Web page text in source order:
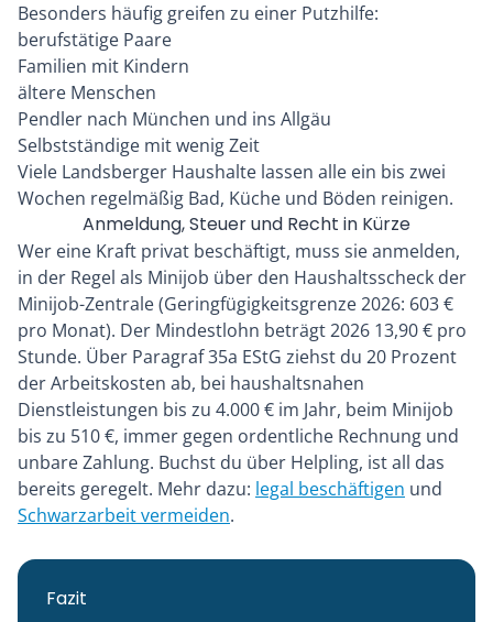
Besonders häufig greifen zu einer Putzhilfe:
berufstätige Paare
Familien mit Kindern
ältere Menschen
Pendler nach München und ins Allgäu
Selbstständige mit wenig Zeit
Viele Landsberger Haushalte lassen alle ein bis zwei
Wochen regelmäßig Bad, Küche und Böden reinigen.
Anmeldung, Steuer und Recht in Kürze
Wer eine Kraft privat beschäftigt, muss sie anmelden,
in der Regel als Minijob über den Haushaltsscheck der
Minijob-Zentrale (Geringfügigkeitsgrenze 2026: 603 €
pro Monat). Der Mindestlohn beträgt 2026 13,90 € pro
Stunde. Über Paragraf 35a EStG ziehst du 20 Prozent
der Arbeitskosten ab, bei haushaltsnahen
Dienstleistungen bis zu 4.000 € im Jahr, beim Minijob
bis zu 510 €, immer gegen ordentliche Rechnung und
unbare Zahlung. Buchst du über Helpling, ist all das
bereits geregelt. Mehr dazu: legal beschäftigen und
Schwarzarbeit vermeiden.
Fazit